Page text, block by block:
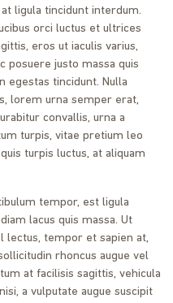
ligula tincidunt interdum.
orci luctus et ultrices
eros ut iaculis varius,
posuere justo massa quis
egestas tincidunt. Nulla
lorem urna semper erat,
convallis, urna a
turpis, vitae pretium leo
turpis luctus, at aliquam
tempor, est ligula
lacus quis massa. Ut
lectus, tempor et sapien at,
rhoncus augue vel
at facilisis sagittis, vehicula
a vulputate augue suscipit